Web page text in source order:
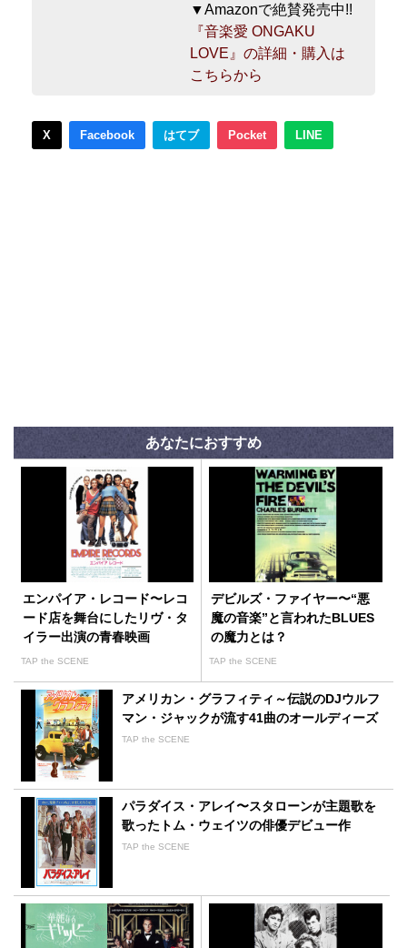
▼Amazonで絶賛発売中!!
『音楽愛 ONGAKU
LOVE』の詳細・購入は
こちらから
X Facebook はてブ Pocket LINE
あなたにおすすめ
エンパイア・レコード〜レコ
ード店を舞台にしたリヴ・タ
イラー出演の青春映画
TAP the SCENE
デビルズ・ファイヤー〜“悪
魔の音楽”と言われたBLUES
の魔力とは？
TAP the SCENE
アメリカン・グラフィティ～伝説のDJウルフ
マン・ジャックが流す41曲のオールディーズ
TAP the SCENE
パラダイス・アレイ〜スタローンが主題歌を
歌ったトム・ウェイツの俳優デビュー作
TAP the SCENE